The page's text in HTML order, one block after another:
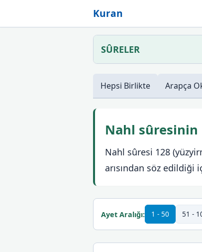
Kuran
SÛRELER
Hepsi Birlikte Arapça
Nahl sûresinin
Nahl sûresi 128
arısından söz edildiği
Ayet Aralığı: 1 - 50 51 -